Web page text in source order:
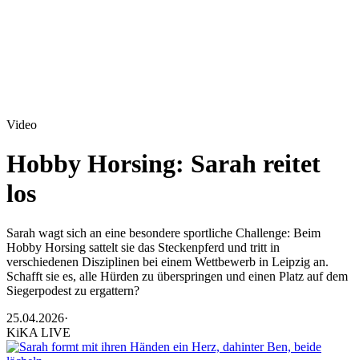
Video
Hobby Horsing: Sarah reitet
los
Sarah wagt sich an eine besondere sportliche Challenge: Beim
Hobby Horsing sattelt sie das Steckenpferd und tritt in
verschiedenen Disziplinen bei einem Wettbewerb in Leipzig an.
Schafft sie es, alle Hürden zu überspringen und einen Platz auf dem
Siegerpodest zu ergattern?
25.04.2026·
KiKA LIVE